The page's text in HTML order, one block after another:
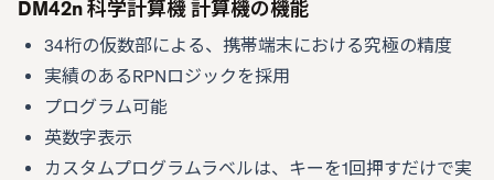
DM42n 科学計算機 計算機の機能
34桁の仮数部による、携帯端末における究極の精度
実績のあるRPNロジックを採用
プログラム可能
英数字表示
カスタムプログラムラベルは、キーを1回押すだけで実